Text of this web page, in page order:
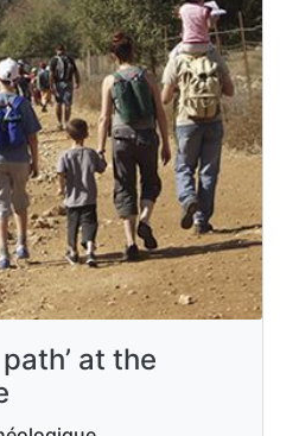
at the